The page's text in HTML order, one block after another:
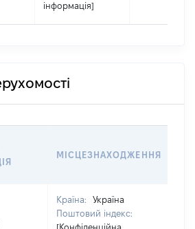
інформація]
МІСЦЕЗНАХОДЖЕННЯ
Країна:
Україна
Поштовий індекс:
[Конфіденційна